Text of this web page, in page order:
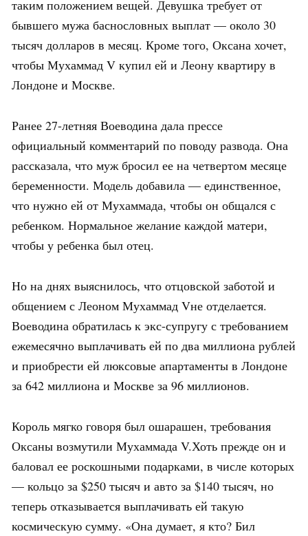
таким положением вещей. Девушка требует от
бывшего мужа баснословных выплат — около 30
тысяч долларов в месяц. Кроме того, Оксана хочет,
чтобы Мухаммад V купил ей и Леону квартиру в
Лондоне и Москве.
Ранее 27-летняя Воеводина дала прессе
официальный комментарий по поводу развода. Она
рассказала, что муж бросил ее на четвертом месяце
беременности. Модель добавила — единственное,
что нужно ей от Мухаммада, чтобы он общался с
ребенком. Нормальное желание каждой матери,
чтобы у ребенка был отец.
Но на днях выяснилось, что отцовской заботой и
общением с Леоном Мухаммад Vне отделается.
Воеводина обратилась к экс-супругу с требованием
ежемесячно выплачивать ей по два миллиона рублей
и приобрести ей люксовые апартаменты в Лондоне
за 642 миллиона и Москве за 96 миллионов.
Король мягко говоря был ошарашен, требования
Оксаны возмутили Мухаммада V.Хоть прежде он и
баловал ее роскошными подарками, в числе которых
— кольцо за $250 тысяч и авто за $140 тысяч, но
теперь отказывается выплачивать ей такую
космическую сумму. «Она думает, я кто? Бил